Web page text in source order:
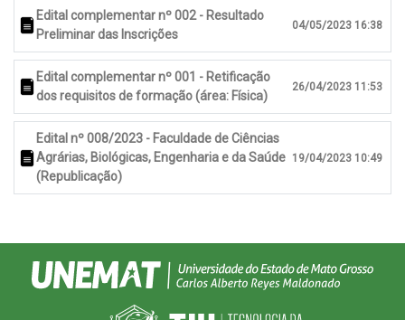
Edital complementar nº 002 - Resultado
Preliminar das Inscrições
04/05/2023 16:38
Edital complementar nº 001 - Retificação
dos requisitos de formação (área: Física)
26/04/2023 11:53
Edital nº 008/2023 - Faculdade de Ciências
Agrárias, Biológicas, Engenharia e da Saúde
(Republicação)
19/04/2023 10:49